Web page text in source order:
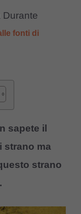
Durante
fonti di
sapete il
strano ma
strano